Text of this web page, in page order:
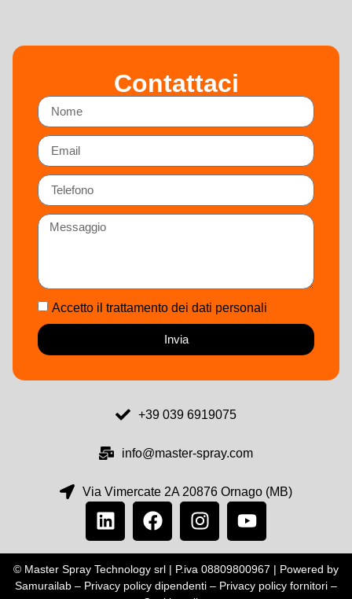
Contattaci
Accetto il trattamento dei dati personali
Invia
+39 039 6919075
info@master-spray.com
Via Vimercate 2A 20876 Ornago (MB)
© Master Spray Technology srl | P.iva 08809800967 | Powered by
Samurailab – Privacy policy dipendenti – Privacy policy fornitori –